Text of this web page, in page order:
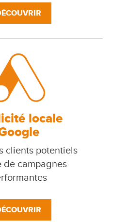
locale
clients potentiels
de campagnes